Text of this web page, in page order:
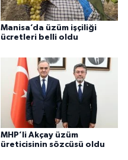
Manisa’da üzüm işçiliği
ücretleri belli oldu
MHP’li Akçay üzüm
üreticisinin sözcüsü oldu